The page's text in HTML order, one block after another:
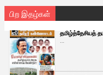
பிற இதழ்கள்
தமிழ்த்தேசியத்
...